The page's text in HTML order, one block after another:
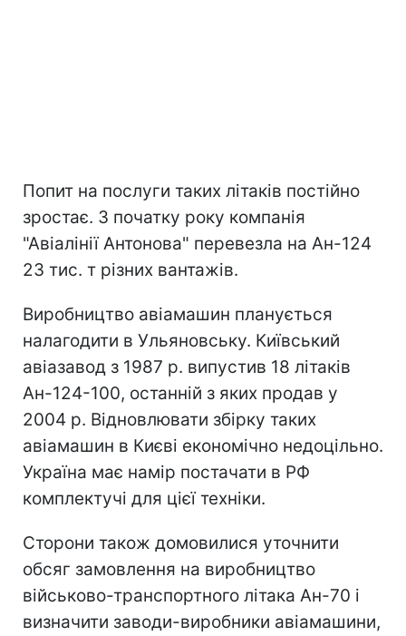
Попит на послуги таких літаків постійно
зростає. З початку року компанія
"Авіалінії Антонова" перевезла на Ан-124
23 тис. т різних вантажів.
Виробництво авіамашин планується
налагодити в Ульяновську. Київський
авіазавод з 1987 р. випустив 18 літаків
Ан-124-100, останній з яких продав у
2004 р. Відновлювати збірку таких
авіамашин в Києві економічно недоцільно.
Україна має намір постачати в РФ
комплектучі для цієї техніки.
Сторони також домовилися уточнити
обсяг замовлення на виробництво
військово-транспортного літака Ан-70 і
визначити заводи-виробники авіамашини,